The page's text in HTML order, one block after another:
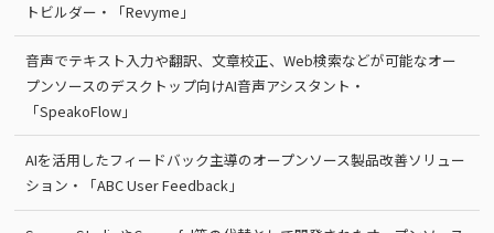
トビルダー・「Revyme」
音声でテキスト入力や翻訳、文章校正、Web検索などが可能なオー
プンソースのデスクトップ向けAI音声アシスタント・
「SpeakoFlow」
AIを活用したフィードバック主導のオープンソース製品改善ソリュー
ション・「ABC User Feedback」